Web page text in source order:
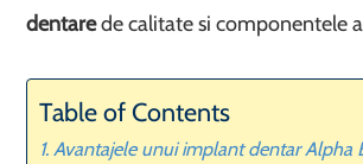
dentarede calitate si componentele
Table of Contents
Avantajele unui implant dentar Alpha